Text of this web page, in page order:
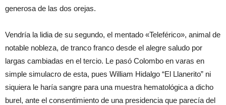
generosa de las dos orejas.
Vendría la lidia de su segundo, el mentado «Teleférico», animal de
notable nobleza, de tranco franco desde el alegre saludo por
largas cambiadas en el tercio. Le pasó Colombo en varas en
simple simulacro de esta, pues William Hidalgo “El Llanerito” ni
siquiera le haría sangre para una muestra hematológica a dicho
burel, ante el consentimiento de una presidencia que parecía del